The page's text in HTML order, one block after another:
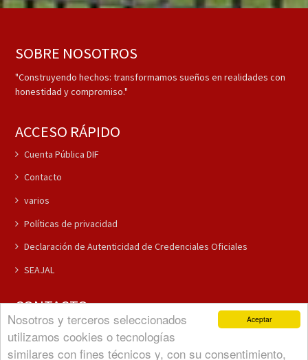
Aceptar
Nosotros y terceros seleccionados
utilizamos cookies o tecnologías
similares con fines técnicos y, con su consentimiento,
SOBRE NOSOTROS
"Construyendo hechos: transformamos sueños en realidades con
honestidad y compromiso."
ACCESO RÁPIDO
Cuenta Pública DIF
Contacto
varios
Políticas de privacidad
Declaración de Autenticidad de Credenciales Oficiales
SEAJAL
CONTACTO
(37) 3796-5381
(37) 3796-5292